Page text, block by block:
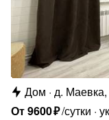
Дом д.
д. Маевка,
От9600₽/сутки